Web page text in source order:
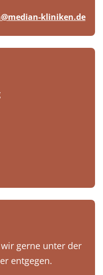
kliniken.de
gerne unter der
entgegen.